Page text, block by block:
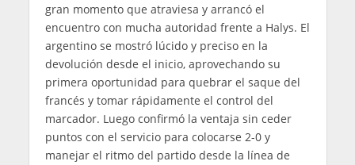
gran momento que atraviesa y arrancó el
encuentro con mucha autoridad frente a Halys. El
argentino se mostró lúcido y preciso en la
devolución desde el inicio, aprovechando su
primera oportunidad para quebrar el saque del
francés y tomar rápidamente el control del
marcador. Luego confirmó la ventaja sin ceder
puntos con el servicio para colocarse 2-0 y
manejar el ritmo del partido desde la línea de